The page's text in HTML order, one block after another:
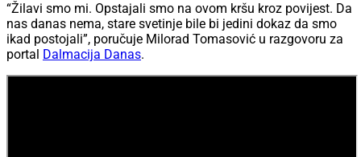
“Žilavi smo mi. Opstajali smo na ovom kršu kroz povijest. Da
nas danas nema, stare svetinje bile bi jedini dokaz da smo
ikad postojali”, poručuje Milorad Tomasović u razgovoru za
portal Dalmacija Danas.